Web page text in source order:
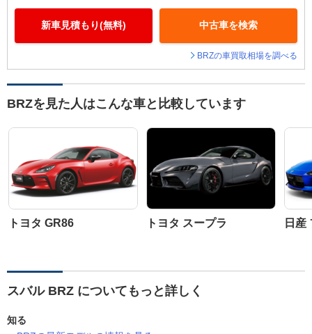
新車見積もり(無料) 中古車を検索
BRZの車買取相場を調べる
BRZを見た人はこんな車と比較しています
トヨタ GR86 トヨタ スープラ 日産
スバル BRZ についてもっと詳しく
知る